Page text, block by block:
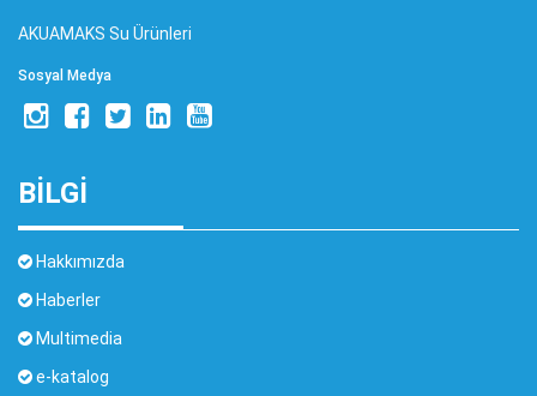
AKUAMAKS Su Ürünleri
Sosyal Medya
BİLGİ
Hakkımızda
Haberler
Multimedia
e-katalog